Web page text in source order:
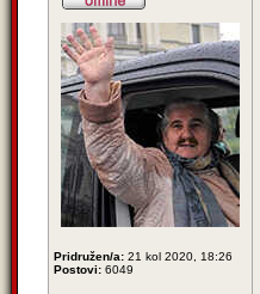
Pridružen/a: 21 kol 2020, 18:26
Postovi: 6049